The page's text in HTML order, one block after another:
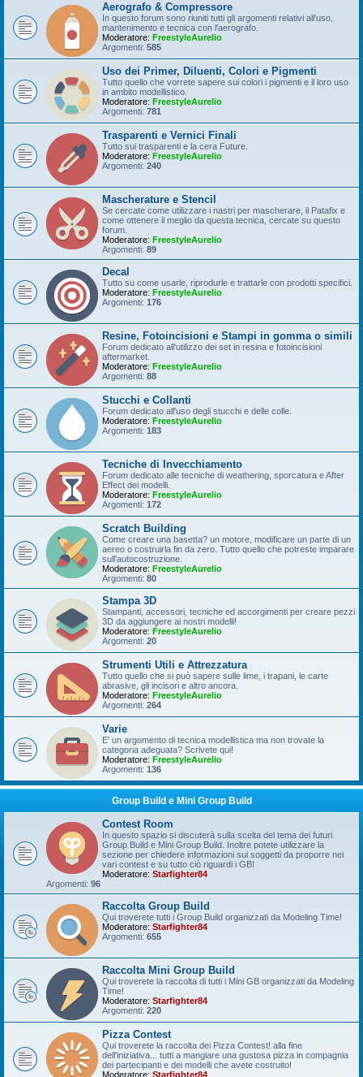
Aerografo & Compressore
In questo forum sono riuniti tutti gli argomenti relativi all'uso,
mantenimento e tecnica con l'aerografo.
Moderatore: FreestyleAurelio
Argomenti: 585
Uso dei Primer, Diluenti, Colori e Pigmenti
Tutto quello che vorrete sapere sui colori i pigmenti e il loro uso
in ambito modellistico.
Moderatore: FreestyleAurelio
Argomenti: 781
Trasparenti e Vernici Finali
Tutto sui trasparenti e la cera Future.
Moderatore: FreestyleAurelio
Argomenti: 240
Mascherature e Stencil
Se cercate come utilizzare i nastri per mascherare, il Patafix e
come ottenere il meglio da questa tecnica, cercate su questo
forum.
Moderatore: FreestyleAurelio
Argomenti: 89
Decal
Tutto su come usarle, riprodurle e trattarle con prodotti specifici.
Moderatore: FreestyleAurelio
Argomenti: 176
Resine, Fotoincisioni e Stampi in gomma o simili
Forum dedicato all'utilizzo dei set in resina e fotoincisioni
aftermarket.
Moderatore: FreestyleAurelio
Argomenti: 88
Stucchi e Collanti
Forum dedicato all'uso degli stucchi e delle colle.
Moderatore: FreestyleAurelio
Argomenti: 183
Tecniche di Invecchiamento
Forum dedicato alle tecniche di weathering, sporcatura e After
Effect dei modelli.
Moderatore: FreestyleAurelio
Argomenti: 172
Scratch Building
Come creare una basetta? un motore, modificare un parte di un
aereo o costruirla fin da zero. Tutto quello che potreste imparare
sull'autocostruzione.
Moderatore: FreestyleAurelio
Argomenti: 80
Stampa 3D
Stampanti, accessori, tecniche ed accorgimenti per creare pezzi
3D da aggiungere ai nostri modelli!
Moderatore: FreestyleAurelio
Argomenti: 20
Strumenti Utili e Attrezzatura
Tutto quello che si può sapere sulle lime, i trapani, le carte
abrasive, gli incisori e altro ancora.
Moderatore: FreestyleAurelio
Argomenti: 264
Varie
E' un argomento di tecnica modellistica ma non trovate la
categoria adeguata? Scrivete qui!
Moderatore: FreestyleAurelio
Argomenti: 136
Group Build e Mini Group Build
Contest Room
In questo spazio si discuterà sulla scelta del tema dei futuri
Group Build e Mini Group Build. Inoltre potete utilizzare la
sezione per chiedere informazioni sui soggetti da proporre nei
vari contest e su tutto ciò riguardi i GB!
Moderatore: Starfighter84
Argomenti: 96
Raccolta Group Build
Qui troverete tutti i Group Build organizzati da Modeling Time!
Moderatore: Starfighter84
Argomenti: 655
Raccolta Mini Group Build
Qui troverete la raccolta di tutti i Mini GB organizzati da Modeling
Time!
Moderatore: Starfighter84
Argomenti: 220
Pizza Contest
Qui troverete la raccolta dei Pizza Contest! alla fine
dell'iniziativa... tutti a mangiare una gustosa pizza in compagnia
dei partecipanti e dei modelli che avete costruito!
Moderatore: Starfighter84